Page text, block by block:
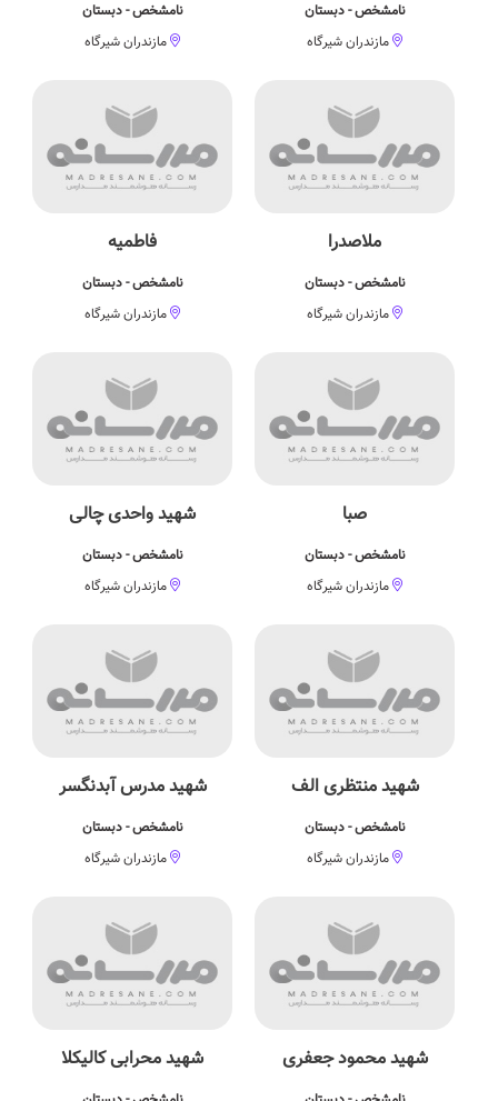
نامشخص - دبستان
مازندران شیرگاه
نامشخص - دبستان
مازندران شیرگاه
ملاصدرا
نامشخص - دبستان
مازندران شیرگاه
فاطمیه
نامشخص - دبستان
مازندران شیرگاه
صبا
نامشخص - دبستان
مازندران شیرگاه
شهید واحدی چالی
نامشخص - دبستان
مازندران شیرگاه
شهید منتظری الف
نامشخص - دبستان
مازندران شیرگاه
شهید مدرس آبدنگسر
نامشخص - دبستان
مازندران شیرگاه
شهید محمود جعفری شهید محرابی کالیکلا